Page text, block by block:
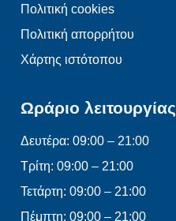
Πολιτική cookies
Πολιτική απορρήτου
Χάρτης ιστότοπου
Ωράριο λειτουργίας
Δευτέρα: 09:00 – 21:00
Τρίτη: 09:00 – 21:00
Τετάρτη: 09:00 – 21:00
Πέμπτη: 09:00 – 21:00